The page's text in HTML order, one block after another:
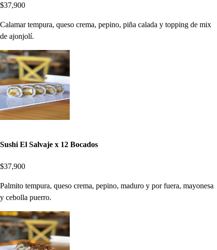
$37,900
Calamar tempura, queso crema, pepino, piña calada y topping de mix
de ajonjolí.
Sushi El Salvaje x 12 Bocados
$37,900
Palmito tempura, queso crema, pepino, maduro y por fuera, mayonesa
y cebolla puerro.